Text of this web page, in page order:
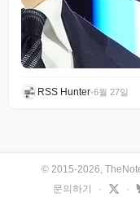
RSS Hunter•6월 27일
© 2015-2026,
문의하기
· ·